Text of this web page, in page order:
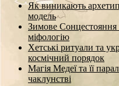
Як виникають
модель
Зимове
міфологію
Хетські ритуали та
космічний порядок
Магія Медеї та її
чаклунстві